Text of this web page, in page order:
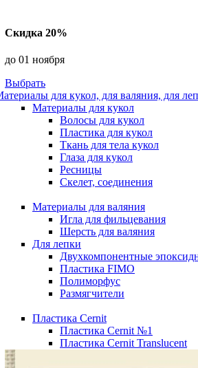
Скидка 20%
до 01 ноября
Выбрать
для кукол, для валяния, для
Материалы для кукол
Волосы для кукол
Пластика для кукол
Ткань для тела кукол
Глаза для кукол
Ресницы
Скелет, соединения
Материалы для валяния
Игла для фильцевания
Шерсть для валяния
Для лепки
Двухкомпонентные
Пластика FIMO
Полиморфус
Размягчители
Пластика Cernit
Пластика Cernit №1
Пластика Cernit Translucent